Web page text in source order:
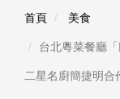
首頁
美食
台北粵菜餐廳
二星名廚簡捷明合